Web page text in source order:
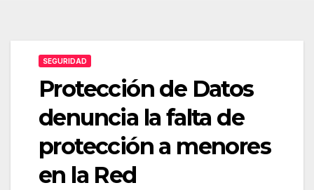
SEGURIDAD
Protección de Datos
denuncia la falta de
protección a menores
en la Red